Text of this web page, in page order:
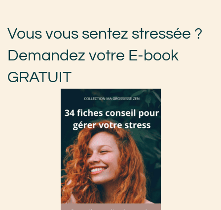
Vous vous sentez stressée ?
Demandez votre E-book
GRATUIT